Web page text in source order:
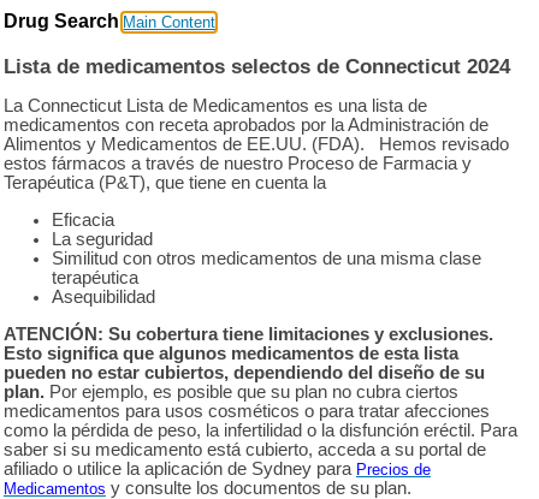
Drug Search Main Content
Lista de medicamentos selectos de Connecticut 2024
La Connecticut Lista de Medicamentos es una lista de
medicamentos con receta aprobados por la Administración de
Alimentos y Medicamentos de EE.UU. (FDA). Hemos revisado
estos fármacos a través de nuestro Proceso de Farmacia y
Terapéutica (P&T), que tiene en cuenta la
Eficacia
La seguridad
Similitud con otros medicamentos de una misma clase
terapéutica
Asequibilidad
ATENCIÓN: Su cobertura tiene limitaciones y exclusiones.
Esto significa que algunos medicamentos de esta lista
pueden no estar cubiertos, dependiendo del diseño de su
plan.Por ejemplo, es posible que su plan no cubra ciertos
medicamentos para usos cosméticos o para tratar afecciones
como la pérdida de peso, la infertilidad o la disfunción eréctil. Para
saber si su medicamento está cubierto, acceda a su portal de
afiliado o utilice la aplicación de Sydney para Precios de
Medicamentos y consulte los documentos de su plan.